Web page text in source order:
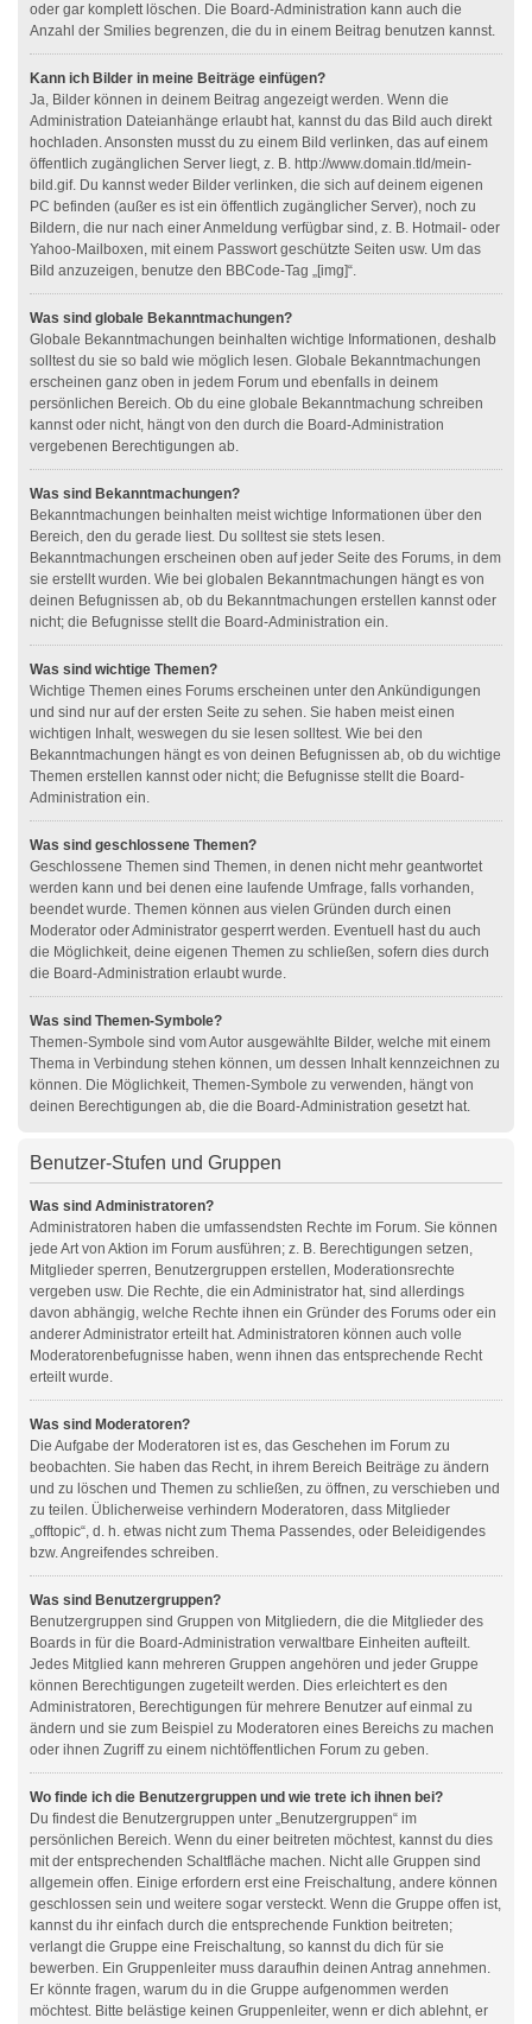
oder gar komplett löschen. Die Board-Administration kann auch die
Anzahl der Smilies begrenzen, die du in einem Beitrag benutzen kannst.
Kann ich Bilder in meine Beiträge einfügen?
Ja, Bilder können in deinem Beitrag angezeigt werden. Wenn die
Administration Dateianhänge erlaubt hat, kannst du das Bild auch direkt
hochladen. Ansonsten musst du zu einem Bild verlinken, das auf einem
öffentlich zugänglichen Server liegt, z. B. http://www.domain.tld/mein-
bild.gif. Du kannst weder Bilder verlinken, die sich auf deinem eigenen
PC befinden (außer es ist ein öffentlich zugänglicher Server), noch zu
Bildern, die nur nach einer Anmeldung verfügbar sind, z. B. Hotmail- oder
Yahoo-Mailboxen, mit einem Passwort geschützte Seiten usw. Um das
Bild anzuzeigen, benutze den BBCode-Tag „[img]“.
Was sind globale Bekanntmachungen?
Globale Bekanntmachungen beinhalten wichtige Informationen, deshalb
solltest du sie so bald wie möglich lesen. Globale Bekanntmachungen
erscheinen ganz oben in jedem Forum und ebenfalls in deinem
persönlichen Bereich. Ob du eine globale Bekanntmachung schreiben
kannst oder nicht, hängt von den durch die Board-Administration
vergebenen Berechtigungen ab.
Was sind Bekanntmachungen?
Bekanntmachungen beinhalten meist wichtige Informationen über den
Bereich, den du gerade liest. Du solltest sie stets lesen.
Bekanntmachungen erscheinen oben auf jeder Seite des Forums, in dem
sie erstellt wurden. Wie bei globalen Bekanntmachungen hängt es von
deinen Befugnissen ab, ob du Bekanntmachungen erstellen kannst oder
nicht; die Befugnisse stellt die Board-Administration ein.
Was sind wichtige Themen?
Wichtige Themen eines Forums erscheinen unter den Ankündigungen
und sind nur auf der ersten Seite zu sehen. Sie haben meist einen
wichtigen Inhalt, weswegen du sie lesen solltest. Wie bei den
Bekanntmachungen hängt es von deinen Befugnissen ab, ob du wichtige
Themen erstellen kannst oder nicht; die Befugnisse stellt die Board-
Administration ein.
Was sind geschlossene Themen?
Geschlossene Themen sind Themen, in denen nicht mehr geantwortet
werden kann und bei denen eine laufende Umfrage, falls vorhanden,
beendet wurde. Themen können aus vielen Gründen durch einen
Moderator oder Administrator gesperrt werden. Eventuell hast du auch
die Möglichkeit, deine eigenen Themen zu schließen, sofern dies durch
die Board-Administration erlaubt wurde.
Was sind Themen-Symbole?
Themen-Symbole sind vom Autor ausgewählte Bilder, welche mit einem
Thema in Verbindung stehen können, um dessen Inhalt kennzeichnen zu
können. Die Möglichkeit, Themen-Symbole zu verwenden, hängt von
deinen Berechtigungen ab, die die Board-Administration gesetzt hat.
Benutzer-Stufen und Gruppen
Was sind Administratoren?
Administratoren haben die umfassendsten Rechte im Forum. Sie können
jede Art von Aktion im Forum ausführen; z. B. Berechtigungen setzen,
Mitglieder sperren, Benutzergruppen erstellen, Moderationsrechte
vergeben usw. Die Rechte, die ein Administrator hat, sind allerdings
davon abhängig, welche Rechte ihnen ein Gründer des Forums oder ein
anderer Administrator erteilt hat. Administratoren können auch volle
Moderatorenbefugnisse haben, wenn ihnen das entsprechende Recht
erteilt wurde.
Was sind Moderatoren?
Die Aufgabe der Moderatoren ist es, das Geschehen im Forum zu
beobachten. Sie haben das Recht, in ihrem Bereich Beiträge zu ändern
und zu löschen und Themen zu schließen, zu öffnen, zu verschieben und
zu teilen. Üblicherweise verhindern Moderatoren, dass Mitglieder
„offtopic“, d. h. etwas nicht zum Thema Passendes, oder Beleidigendes
bzw. Angreifendes schreiben.
Was sind Benutzergruppen?
Benutzergruppen sind Gruppen von Mitgliedern, die die Mitglieder des
Boards in für die Board-Administration verwaltbare Einheiten aufteilt.
Jedes Mitglied kann mehreren Gruppen angehören und jeder Gruppe
können Berechtigungen zugeteilt werden. Dies erleichtert es den
Administratoren, Berechtigungen für mehrere Benutzer auf einmal zu
ändern und sie zum Beispiel zu Moderatoren eines Bereichs zu machen
oder ihnen Zugriff zu einem nichtöffentlichen Forum zu geben.
Wo finde ich die Benutzergruppen und wie trete ich ihnen bei?
Du findest die Benutzergruppen unter „Benutzergruppen“ im
persönlichen Bereich. Wenn du einer beitreten möchtest, kannst du dies
mit der entsprechenden Schaltfläche machen. Nicht alle Gruppen sind
allgemein offen. Einige erfordern erst eine Freischaltung, andere können
geschlossen sein und weitere sogar versteckt. Wenn die Gruppe offen ist,
kannst du ihr einfach durch die entsprechende Funktion beitreten;
verlangt die Gruppe eine Freischaltung, so kannst du dich für sie
bewerben. Ein Gruppenleiter muss daraufhin deinen Antrag annehmen.
Er könnte fragen, warum du in die Gruppe aufgenommen werden
möchtest. Bitte belästige keinen Gruppenleiter, wenn er dich ablehnt, er